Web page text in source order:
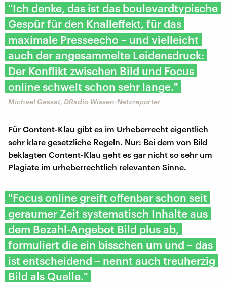
"Ich denke, das ist das boulevardtypische
Gespür für den Knalleffekt, für das
maximale Presseecho – und vielleicht
auch der angesammelte Leidensdruck:
Der Konflikt zwischen Bild und Focus
online schwelt schon sehr lange."
Michael Gessat, DRadio-Wissen-Netzreporter
Für Content-Klau gibt es im Urheberrecht eigentlich
sehr klare gesetzliche Regeln. Nur: Bei dem von Bild
beklagten Content-Klau geht es gar nicht so sehr um
Plagiate im urheberrechtlich relevanten Sinne.
"Focus online greift offenbar schon seit
geraumer Zeit systematisch Inhalte aus
dem Bezahl-Angebot Bild plus ab,
formuliert die ein bisschen um und – das
ist entscheidend – nennt auch treuherzig
Bild als Quelle."